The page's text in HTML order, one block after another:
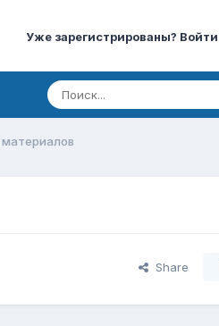
Уже зарегистрированы? Войти
Share